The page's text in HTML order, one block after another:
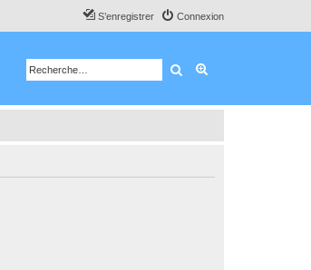
Connexion
S’enregistrer
Rechercher